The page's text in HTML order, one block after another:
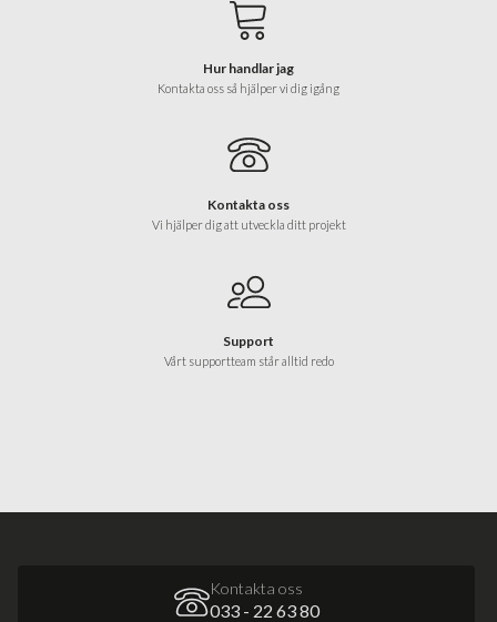
Hur handlar jag
Kontakta oss så hjälper vi dig igång
Kontakta oss
Vi hjälper dig att utveckla ditt projekt
Support
Vårt supportteam står alltid redo
Kontakta oss
033 - 22 63 80